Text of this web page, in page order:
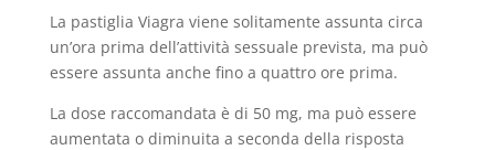
La pastiglia Viagra viene solitamente assunta circa
un’ora prima dell’attività sessuale prevista, ma può
essere assunta anche fino a quattro ore prima.
La dose raccomandata è di 50 mg, ma può essere
aumentata o diminuita a seconda della risposta